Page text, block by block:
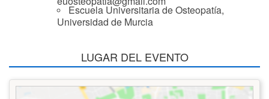
Escuela Universitaria de Osteopatía,
Universidad de Murcia
LUGAR DEL EVENTO